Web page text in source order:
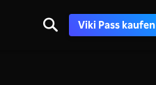
Viki Pass kaufen